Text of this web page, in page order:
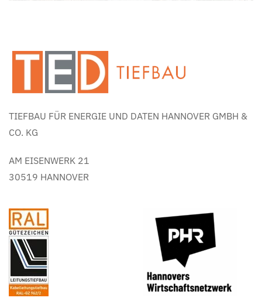
TIEFBAU FÜR ENERGIE UND DATEN HANNOVER GMBH &
CO. KG
AM EISENWERK 21
30519 HANNOVER